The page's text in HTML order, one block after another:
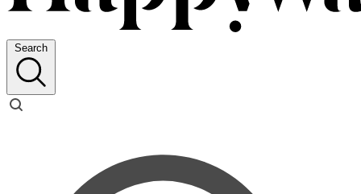
Search